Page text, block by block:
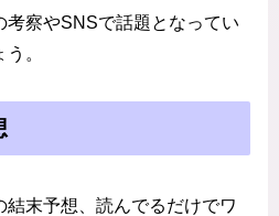
考察やSNSで話題となってい
。
結末予想、読んでるだけでワ